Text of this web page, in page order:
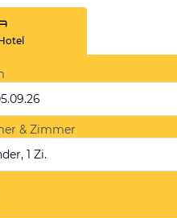
& Zimmer
1 Zi.